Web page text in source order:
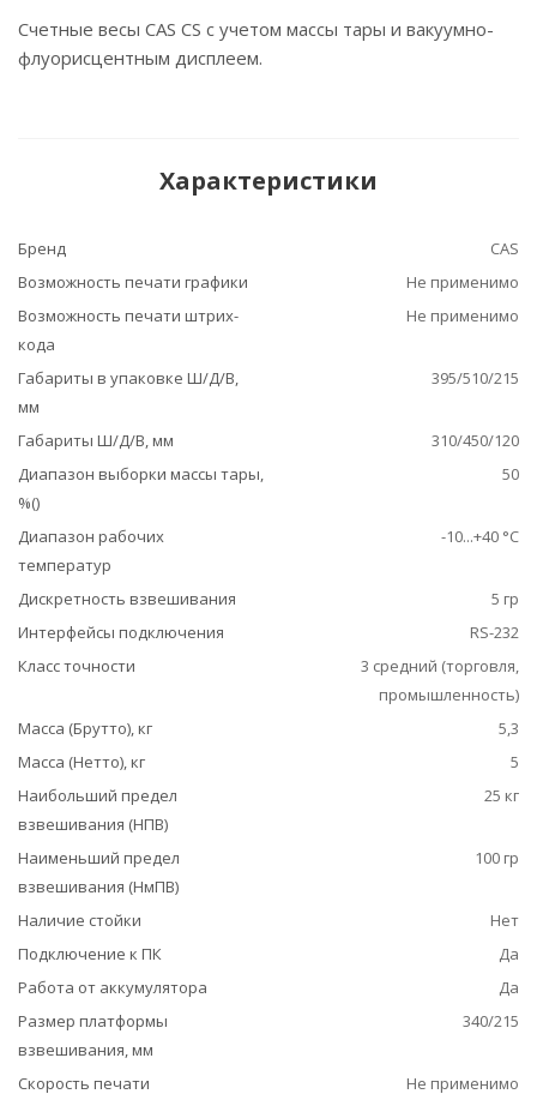
Счетные весы CAS CS с учетом массы тары и вакуумно-
флуорисцентным дисплеем.
Характеристики
Бренд
CAS
Возможность печати графики
Не применимо
Возможность печати штрих-
кода
Не применимо
Габариты в упаковке Ш/Д/В,
мм
395/510/215
Габариты Ш/Д/В, мм
310/450/120
Диапазон выборки массы тары,
%()
50
Диапазон рабочих
температур
-10...+40 °С
Дискретность взвешивания
5 гр
Интерфейсы подключения
RS-232
Класс точности
3 средний (торговля,
промышленность)
Масса (Брутто), кг
5,3
Масса (Нетто), кг
5
Наибольший предел
взвешивания (НПВ)
25 кг
Наименьший предел
взвешивания (НмПВ)
100 гр
Наличие стойки
Нет
Подключение к ПК
Да
Работа от аккумулятора
Да
Размер платформы
взвешивания, мм
340/215
Скорость печати Не применимо